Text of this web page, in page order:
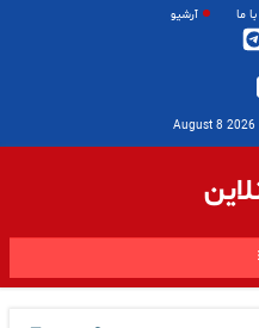
ما آرشیو
2026 August 8